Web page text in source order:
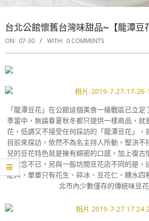
台北公館懷舊台灣味甜品~【龍潭豆
ON: 07-30 WITH: 0 COMMENTS
「龍潭豆花」在公館這個美食一級戰區已立
季當中，無論春夏秋冬都只提供一樣商品，就
花，低調又不接受任何採訪的「龍潭豆花」，
目前來探訪，依然不為名主持人所動，堅決不
兒的豆花特色就是擁有綿密的口感，加上復古
人懷念不已，另與一般坊間豆花店不同的是，
配料，單單只有花生、碎冰、豆花仁、糖水四
北市內少數僅存的傳統味豆花